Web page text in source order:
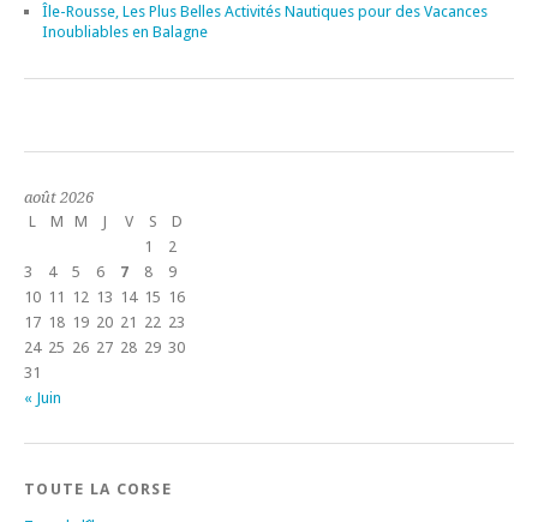
Île-Rousse, Les Plus Belles Activités Nautiques pour des Vacances
Inoubliables en Balagne
août 2026
L
M M J V S
D
1
2
3
4 5 6 7 8
9
10 11 12 13 14 15 16
17 18 19 20 21 22 23
24 25 26 27 28 29 30
31
« Juin
TOUTE LA CORSE